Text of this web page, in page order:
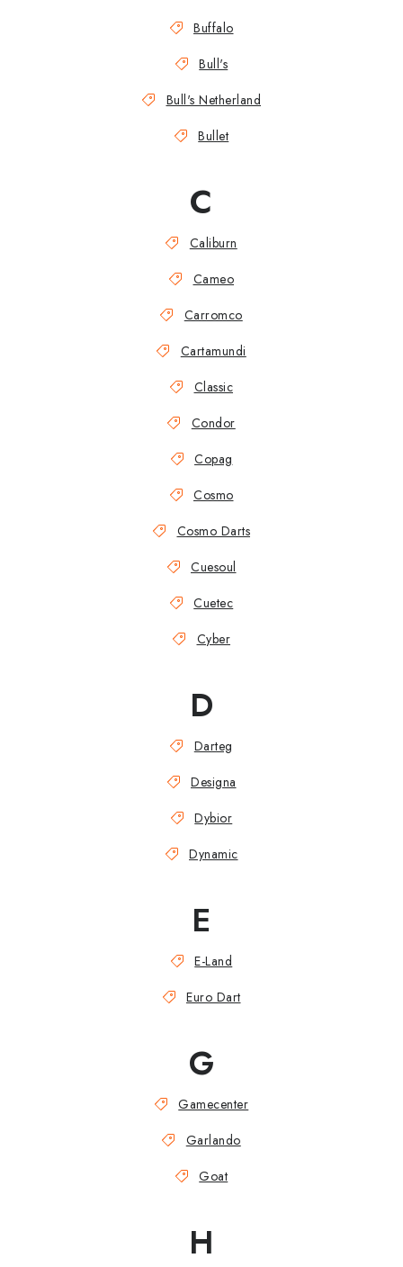
Buffalo
Bull's
Bull's Netherland
Bullet
C
Caliburn
Cameo
Carromco
Cartamundi
Classic
Condor
Copag
Cosmo
Cosmo Darts
Cuesoul
Cuetec
Cyber
D
Darteg
Designa
Dybior
Dynamic
E
E-Land
Euro Dart
G
Gamecenter
Garlando
Goat
H